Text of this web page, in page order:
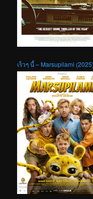
เร็วๆ นี้ – Marsupilami (2025)